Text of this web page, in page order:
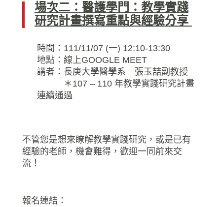
場次二：醫護學門：教學實踐
研究計畫撰寫重點與經驗分享
時間：111/11/07 (一) 12:10-13:30
地點： 線上GOOGLE MEET
講者：長庚大學醫學系 張玉喆副教授
＊107 – 110 年教學實踐研究計畫
連續通過
不管您是想來瞭解教學實踐研究，或是已有
經驗的老師，機會難得， 歡迎一同前來交
流！
報名連結：